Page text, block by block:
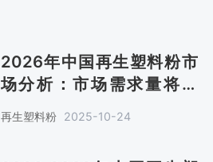
2026年中国再生塑料粉市
场分析：市场需求量将达
率低[图]
再生塑料粉 2025-10-24